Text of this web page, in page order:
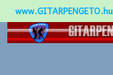
www.GITARPENGETO.hu
Népszerű-